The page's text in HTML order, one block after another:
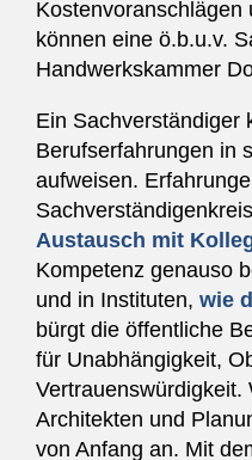
Kostenvoranschlägen
können eine ö.b.u.v.
Handwerkskammer
Ein Sachverständiger
Berufserfahrungen in
aufweisen.
Austausch mit
Kompetenz genauso
und in Instituten, wie
bürgt die öffentliche
für Unabhängigkeit,
Vertrauenswürdigkeit.
Architekten und
von Anfang an. Mit